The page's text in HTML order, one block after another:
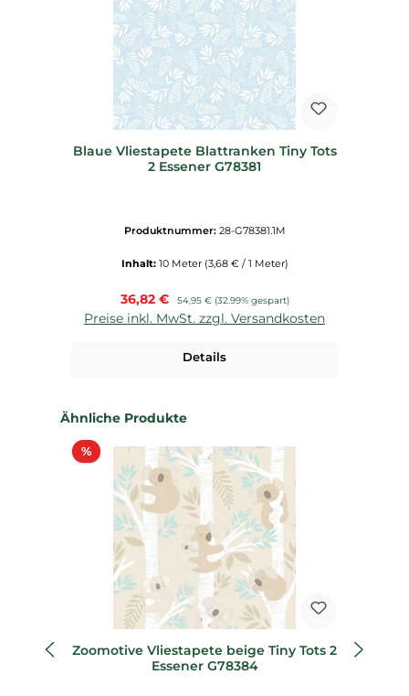
Blaue Vliestapete Blattranken Tiny Tots
2 Essener G78381
Produktnummer: 28-G78381.1M
Inhalt: 10 Meter (3,68 € / 1 Meter)
Verkaufspreis:
36,82 € Regulärer Preis:
54,95 € (32.99% gespart)
Preise inkl. MwSt. zzgl. Versandkosten
Details
Produktgalerie überspringen
Ähnliche Produkte
%Rabatt
Zoomotive Vliestapete beige Tiny Tots 2
Essener G78384